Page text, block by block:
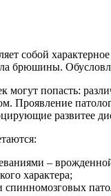
собой
брюшины.
попасть:
Проявление
развитее
–
характера;